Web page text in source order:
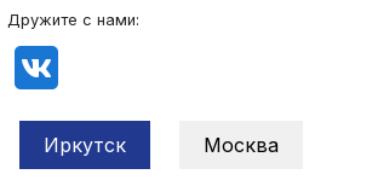
Дружите с нами:
Иркутск Москва